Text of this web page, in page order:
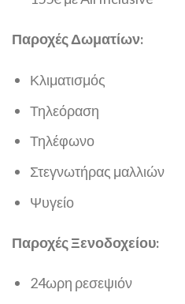
Παροχές Δωματίων:
Κλιματισμός
Τηλεόραση
Τηλέφωνο
Στεγνωτήρας μαλλιών
Ψυγείο
Παροχές Ξενοδοχείου:
24ωρη ρεσεψιόν